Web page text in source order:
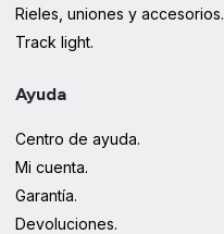
Rieles, uniones y accesorios.
Track light.
Ayuda
Centro de ayuda.
Mi cuenta.
Garantía.
Devoluciones.